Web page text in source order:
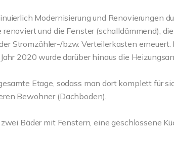
Modernisierung und Renovierungen
und die Fenster (schalldämmend),
Stromzähler-/bzw. Verteilerkasten erneuert.
2020 wurde darüber hinaus die
Etage, sodass man dort komplett für
Bewohner (Dachboden).
Bäder mit Fenstern, eine geschlossene